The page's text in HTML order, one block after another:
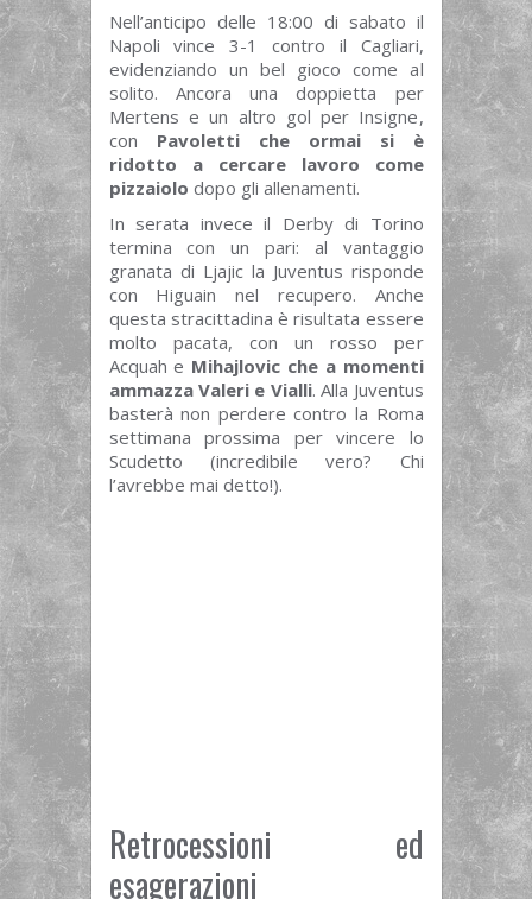
Nell’anticipo delle 18:00 di sabato il
Napoli vince 3-1 contro il Cagliari,
evidenziando un bel gioco come al
solito. Ancora una doppietta per
Mertens e un altro gol per Insigne,
con Pavoletti che ormai si è
ridotto a cercare lavoro come
pizzaiolo dopo gli allenamenti.
In serata invece il Derby di Torino
termina con un pari: al vantaggio
granata di Ljajic la Juventus risponde
con Higuain nel recupero. Anche
questa stracittadina è risultata essere
molto pacata, con un rosso per
Acquah e Mihajlovic che a momenti
ammazza Valeri e Vialli. Alla Juventus
basterà non perdere contro la Roma
settimana prossima per vincere lo
Scudetto (incredibile vero? Chi
l’avrebbe mai detto!).
Retrocessioni ed
esagerazioni